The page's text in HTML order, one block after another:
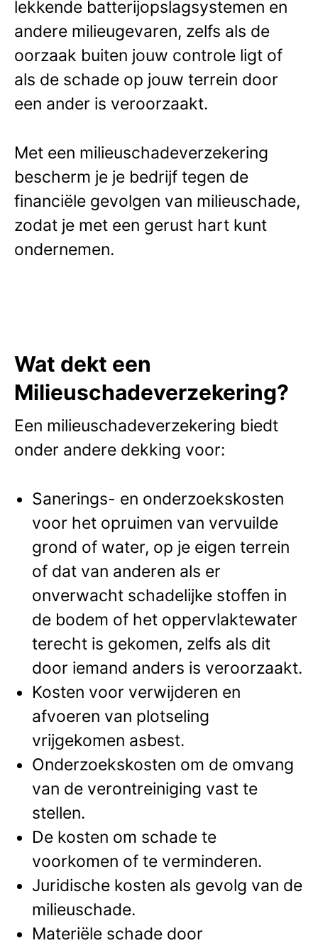
lekkende batterijopslagsystemen en
andere milieugevaren, zelfs als de
oorzaak buiten jouw controle ligt of
als de schade op jouw terrein door
een ander is veroorzaakt.
Met een milieuschadeverzekering
bescherm je je bedrijf tegen de
financiële gevolgen van milieuschade,
zodat je met een gerust hart kunt
ondernemen.
Wat dekt een
Milieuschadeverzekering?
Een milieuschadeverzekering biedt
onder andere dekking voor:
Sanerings- en onderzoekskosten
voor het opruimen van vervuilde
grond of water, op je eigen terrein
of dat van anderen als er
onverwacht schadelijke stoffen in
de bodem of het oppervlaktewater
terecht is gekomen, zelfs als dit
door iemand anders is veroorzaakt.
Kosten voor verwijderen en
afvoeren van plotseling
vrijgekomen asbest.
Onderzoekskosten om de omvang
van de verontreiniging vast te
stellen.
De kosten om schade te
voorkomen of te verminderen.
Juridische kosten als gevolg van de
milieuschade.
Materiële schade door